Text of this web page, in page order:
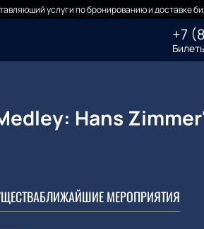
услуги по бронированию и доставке
+7
Hans
БЛИЖАЙШИЕ МЕРОПРИЯТИЯ